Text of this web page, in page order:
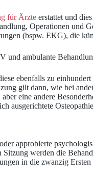
für Ärzte erstattet und
Operationen
(bspw. EKG), die
ambulante
ebenfalls zu
gilt dann, wie bei
eine andere
ausgerichtete
approbierte
werden die
in die zwanzig